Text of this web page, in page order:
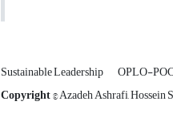
Sustainable Leadership OPLO-
Copyright© Azadeh Ashrafi, Hossein